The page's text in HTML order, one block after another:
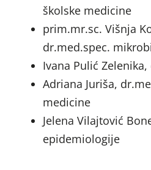
školske medicine
prim.mr.sc. Višnja
dr.med.spec.
Ivana Pulić
Adriana Juriša,
medicine
Jelena Vilajtović
epidemiologije